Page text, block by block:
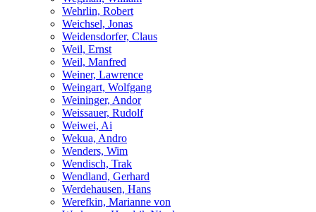
Wehrlin, Robert
Weichsel, Jonas
Weidensdorfer, Claus
Weil, Ernst
Weil, Manfred
Weiner, Lawrence
Weingart, Wolfgang
Weininger, Andor
Weissauer, Rudolf
Weiwei, Ai
Wekua, Andro
Wenders, Wim
Wendisch, Trak
Wendland, Gerhard
Werdehausen, Hans
Werefkin, Marianne von